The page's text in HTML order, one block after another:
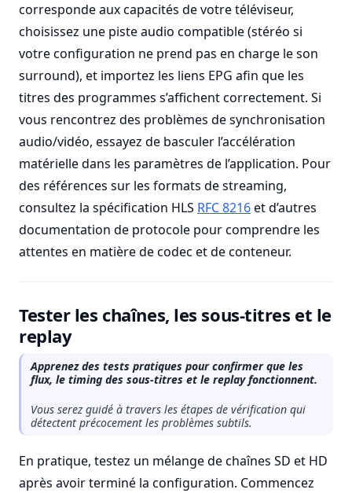
corresponde aux capacités de votre téléviseur,
choisissez une piste audio compatible (stéréo si
votre configuration ne prend pas en charge le son
surround), et importez les liens EPG afin que les
titres des programmes s’affichent correctement. Si
vous rencontrez des problèmes de synchronisation
audio/vidéo, essayez de basculer l’accélération
matérielle dans les paramètres de l’application. Pour
des références sur les formats de streaming,
consultez la spécification HLS RFC 8216et d’autres
documentation de protocole pour comprendre les
attentes en matière de codec et de conteneur.
Tester les chaînes, les sous-titres et le
replay
Apprenez des tests pratiques pour confirmer que les
flux, le timing des sous-titres et le replay fonctionnent.
Vous serez guidé à travers les étapes de vérification qui
détectent précocement les problèmes subtils.
En pratique, testez un mélange de chaînes SD et HD
après avoir terminé la configuration. Commencez